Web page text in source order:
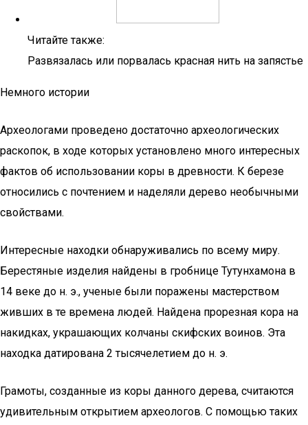
Читайте также:
Развязалась или порвалась красная нить на запястье
Немного истории
Археологами проведено достаточно археологических
раскопок, в ходе которых установлено много интересных
фактов об использовании коры в древности. К березе
относились с почтением и наделяли дерево необычными
свойствами.
Интересные находки обнаруживались по всему миру.
Берестяные изделия найдены в гробнице Тутунхамона в
14 веке до н. э., ученые были поражены мастерством
живших в те времена людей. Найдена прорезная кора на
накидках, украшающих колчаны скифских воинов. Эта
находка датирована 2 тысячелетием до н. э.
Грамоты, созданные из коры данного дерева, считаются
удивительным открытием археологов. С помощью таких